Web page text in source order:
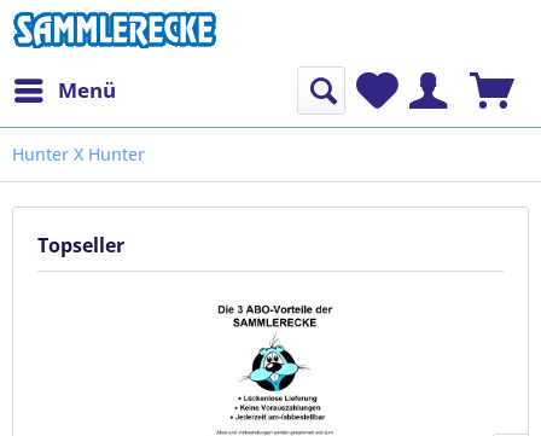
Menü
Hunter X Hunter
Topseller